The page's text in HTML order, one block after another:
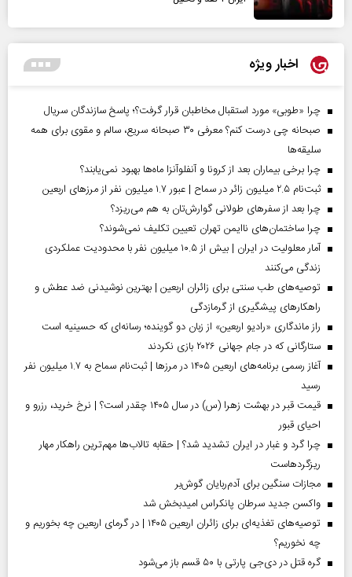
اخبار ویژه
چرا «طوبی» مورد استقبال مخاطبان قرار گرفت؟؛ پاسخ سازندگان سریال
صبحانه چی درست کنم؟ معرفی ۳۰ صبحانه سریع، سالم و مقوی برای همه
سلیقه‌ها
چرا برخی بیماران بعد از کرونا و آنفلوآنزا ماه‌ها بهبود نمی‌یابند؟
ثبت‌نام ۲.۵ میلیون زائر در سماح | عبور ۱.۷ میلیون نفر از مرز‌های اربعین
چرا بعد از سفرهای طولانی گوارش‌تان به هم می‌ریزد؟
چرا ساختمان‌های ناایمن تهران تعیین تکلیف نمی‌شوند؟
آمار معلولیت در ایران | بیش از ۱۰.۵ میلیون نفر با محدودیت عملکردی
زندگی می‌کنند
توصیه‌های طب سنتی برای زائران اربعین | بهترین نوشیدنی ضد عطش و
راهکارهای پیشگیری از گرمازدگی
راز ماندگاری «رادیو اربعین» از زبان دو گوینده؛ رسانه‌ای که حسینیه است
ستارگانی که در جام جهانی ۲۰۲۶ بازی نکردند
آغاز رسمی برنامه‌های اربعین ۱۴۰۵ در مرز‌ها | ثبت‌نام سماح به ۱.۷ میلیون نفر
رسید
قیمت قبر در بهشت زهرا (س) در سال ۱۴۰۵ چقدر است؟ | نرخ خرید، رزرو و
احیای قبور
چرا گرد و غبار در ایران تشدید شد؟ | حقابه تالاب‌ها مهم‌ترین راهکار مهار
ریزگردهاست
مجازات سنگین برای آدم‌ربایان گوش‌بر
واکسن جدید سرطان پانکراس امیدبخش شد
توصیه‌های تغذیه‌ای برای زائران اربعین ۱۴۰۵ | در گرمای اربعین چه بخوریم و
چه نخوریم؟
گره قتل در دی‌جی پارتی با ۵۰ قسم باز می‌شود